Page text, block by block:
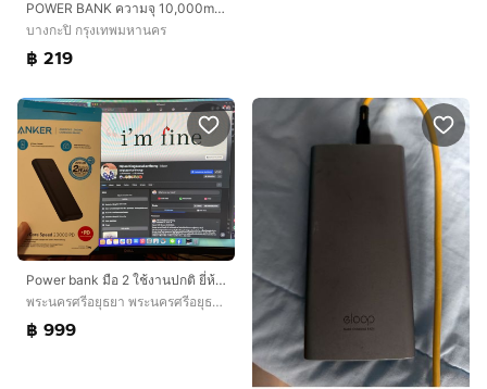
POWER BANK ความจุ 10,000mah สีดำ
บางกะปิ กรุงเทพมหานคร
฿ 219
Power bank มือ 2 ใช้งานปกติ ยี่ห้อ Anker รุ่น PowerCore Speed 20000 PD อยู่ อยุธยานัดรับตลาดเจ้าพรหม Spec จ่ายไฟตามภาพ
พระนครศรีอยุธยา พระนครศรีอยุธยา
฿ 999